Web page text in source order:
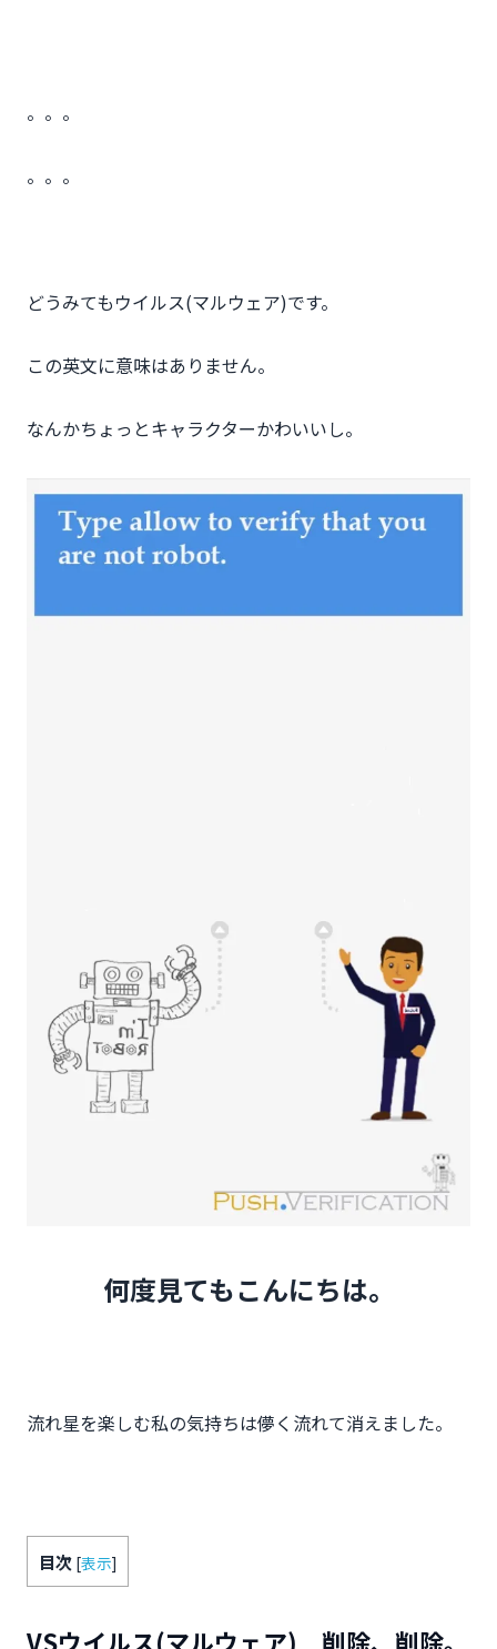
。。。
。。。
どうみてもウイルス(マルウェア)です。
この英文に意味はありません。
なんかちょっとキャラクターかわいいし。
何度見てもこんにちは。
流れ星を楽しむ私の気持ちは儚く流れて消えました。
目次 [表示]
VSウイルス(マルウェア) 削除、削除。